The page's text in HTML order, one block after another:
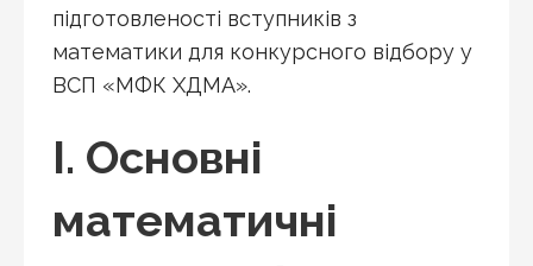
підготовленості вступників з
математики для конкурсного відбору у
ВСП «МФК ХДМА».
І. Основні
математичні